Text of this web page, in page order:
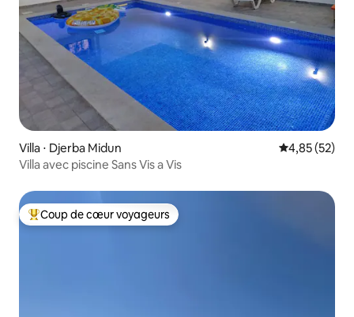
Villa ⋅ Djerba Midun Évaluation
4,85 (52)
Villa avec piscine Sans Vis a Vis
Coups de cœur voyageurs les plus appréciés
Coup de cœur voyageurs